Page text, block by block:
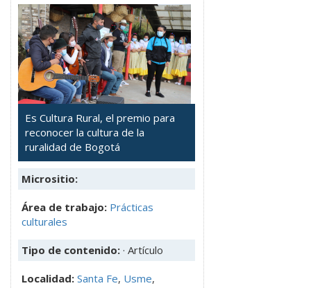
Es Cultura Rural, el premio para
reconocer la cultura de la
ruralidad de Bogotá
Micrositio:
Área de trabajo: Prácticas
culturales
Tipo de contenido: · Artículo
Localidad: Santa Fe, Usme,